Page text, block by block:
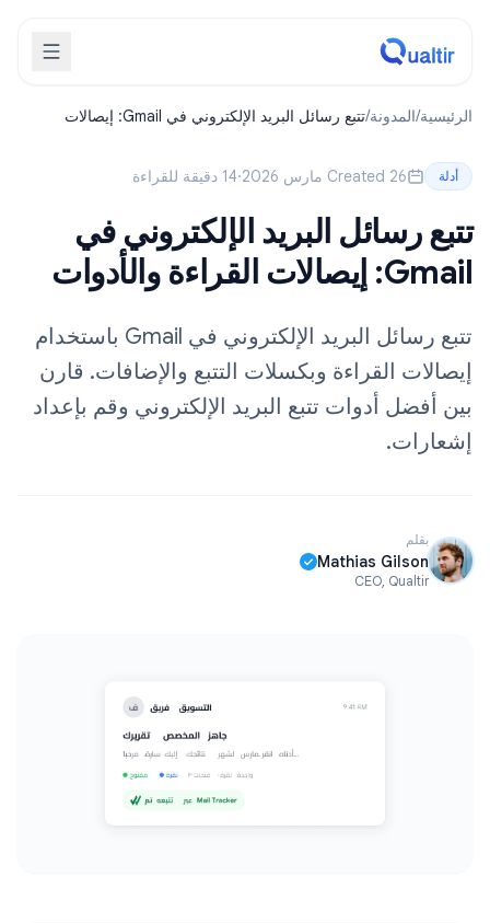
الرئيسية/المدونة/
تتبع رسائل البريد الإلكتروني في Gmail: إيصالات
أدلة Created 26 مارس 2026 ·14 دقيقة للقراءة
تتبع رسائل البريد الإلكتروني في
Gmail: إيصالات القراءة والأدوات
تتبع رسائل البريد الإلكتروني في Gmail باستخدام
إيصالات القراءة وبكسلات التتبع والإضافات. قارن
بين أفضل أدوات تتبع البريد الإلكتروني وقم بإعداد
إشعارات.
بقلم
Mathias Gilson
CEO, Qualtir